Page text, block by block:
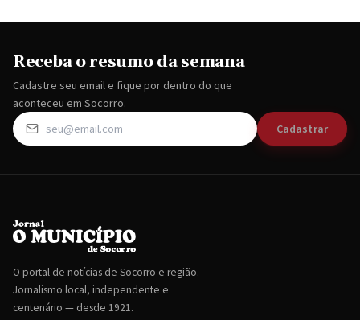
Receba o resumo da semana
Cadastre seu email e fique por dentro do que
aconteceu em Socorro.
Cadastrar
O portal de notícias de Socorro e região.
Jornalismo local, independente e
centenário — desde 1921.